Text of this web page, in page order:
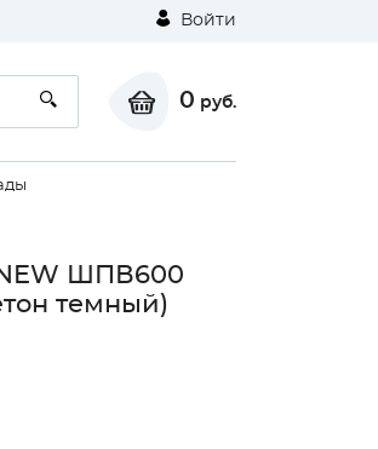
Войти
0 руб.
ШПВ600
темный)